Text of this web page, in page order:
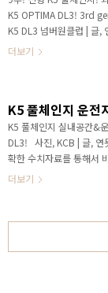
리프트는 일체형 계기판
전히 변경되면서 지금까
뉴 그랜저..
K5 OPTIMA DL3! 3rd
K5 DL3 넘버원클럽 | 글,
정확한 수치자료를 통해
차량을 주인공이라고 알
세대 K5이며, 두 번째 차
스 최초의 SUV인 GV80
부 영상에서는 지금까지
징을 한번에 정리해 드리
더보기
K5 풀체인지 실내공간&
DL3! ​ ​ 사진, KCB | 글,
확한 수치자료를 통해서
구름입니다! 안녕하세요?
센터패시아쪽 실내 디자
# 유튜브 영상으로 보기
외부 디자인의 경우 헤드
더보기